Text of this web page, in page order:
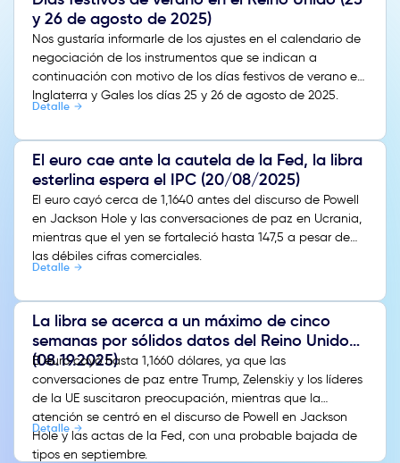
y 26 de agosto de 2025)
Nos gustaría informarle de los ajustes en el calendario de
negociación de los instrumentos que se indican a
continuación con motivo de los días festivos de verano en
Inglaterra y Gales los días 25 y 26 de agosto de 2025.
Detalle
El euro cae ante la cautela de la Fed, la libra
esterlina espera el IPC (20/08/2025)
El euro cayó cerca de 1,1640 antes del discurso de Powell
en Jackson Hole y las conversaciones de paz en Ucrania,
mientras que el yen se fortaleció hasta 147,5 a pesar de
las débiles cifras comerciales.
Detalle
La libra se acerca a un máximo de cinco
semanas por sólidos datos del Reino Unido
(08.19.2025)
El euro cayó hasta 1,1660 dólares, ya que las
conversaciones de paz entre Trump, Zelenskiy y los líderes
de la UE suscitaron preocupación, mientras que la
atención se centró en el discurso de Powell en Jackson
Hole y las actas de la Fed, con una probable bajada de
tipos en septiembre.
Detalle